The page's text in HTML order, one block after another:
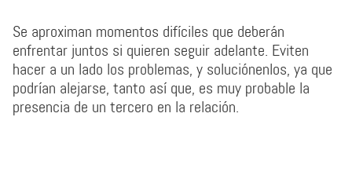
Se aproximan momentos difíciles que deberán
enfrentar juntos si quieren seguir adelante. Eviten
hacer a un lado los problemas, y soluciónenlos, ya que
podrían alejarse, tanto así que, es muy probable la
presencia de un tercero en la relación.